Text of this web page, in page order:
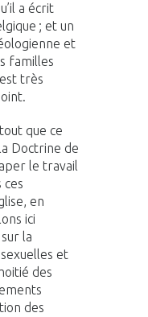
a écrit
; et un
et
familles
très
que ce
Doctrine de
le travail
ces
en
ici
la
et
des
des